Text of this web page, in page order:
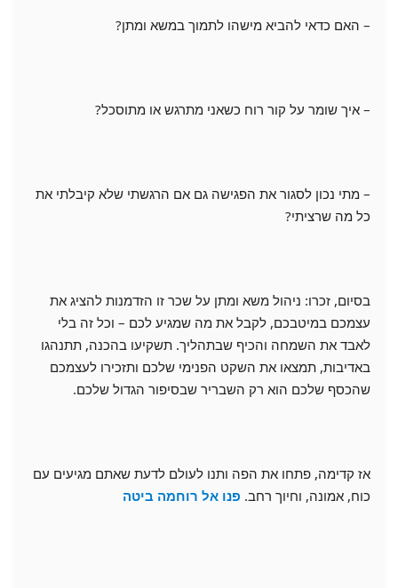
– האם כדאי להביא מישהו לתמוך במשא ומתן?
– איך שומר על קור רוח כשאני מתרגש או מתוסכל?
– מתי נכון לסגור את הפגישה גם אם הרגשתי שלא קיבלתי את
כל מה שרציתי?
בסיום, זכרו: ניהול משא ומתן על שכר זו הזדמנות להציג את
עצמכם במיטבכם, לקבל את מה שמגיע לכם – וכל זה בלי
לאבד את השמחה והכיף שבתהליך. תשקיעו בהכנה, תתנהגו
באדיבות, תמצאו את השקט הפנימי שלכם ותזכירו לעצמכם
שהכסף שלכם הוא רק השבריר שבסיפור הגדול שלכם.
אז קדימה, פתחו את הפה ותנו לעולם לדעת שאתם מגיעים עם
כוח, אמונה, וחיוך רחב. פנו אל רוחמה ביטה